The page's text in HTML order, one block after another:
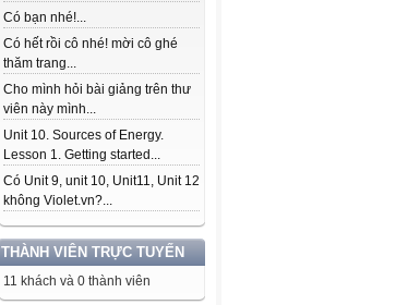
Có bạn nhé!...
Có hết rồi cô nhé! mời cô ghé
thăm trang...
Cho mình hỏi bài giảng trên thư
viên này mình...
Unit 10. Sources of Energy.
Lesson 1. Getting started...
Có Unit 9, unit 10, Unit11, Unit 12
không Violet.vn?...
THÀNH VIÊN TRỰC TUYẾN
11 khách và 0 thành viên